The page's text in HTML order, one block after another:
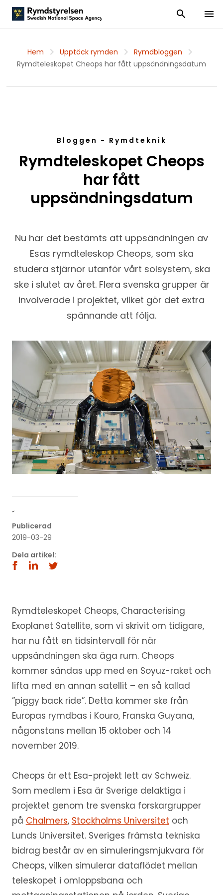
Visa och dölj
Visa
Hem Upptäck rymden
Rymdbloggen
Rymdteleskopet Cheops har fått uppsändningsdatum
Bloggen - Rymdteknik
Rymdteleskopet Cheops
har fått
uppsändningsdatum
Nu har det bestämts att uppsändningen av
Esas rymdteleskop Cheops, som ska
studera stjärnor utanför vårt solsystem, ska
ske i slutet av året. Flera svenska grupper är
involverade i projektet, vilket gör det extra
spännande att följa.
´
Publicerad
2019-03-29
Dela artikel:
Rymdteleskopet Cheops, Characterising
Exoplanet Satellite, som vi skrivit om tidigare,
har nu fått en tidsintervall för när
uppsändningen ska äga rum. Cheops
kommer sändas upp med en Soyuz-raket och
lifta med en annan satellit – en så kallad
”piggy back ride”. Detta kommer ske från
Europas rymdbas i Kouro, Franska Guyana,
någonstans mellan 15 oktober och 14
november 2019.
Cheops är ett Esa-projekt lett av Schweiz.
Som medlem i Esa är Sverige delaktiga i
projektet genom tre svenska forskargrupper
på Chalmers, Stockholms Universitet och
Lunds Universitet. Sveriges främsta tekniska
bidrag består av en simuleringsmjukvara för
Cheops, vilken simulerar dataflödet mellan
teleskopet i omloppsbana och